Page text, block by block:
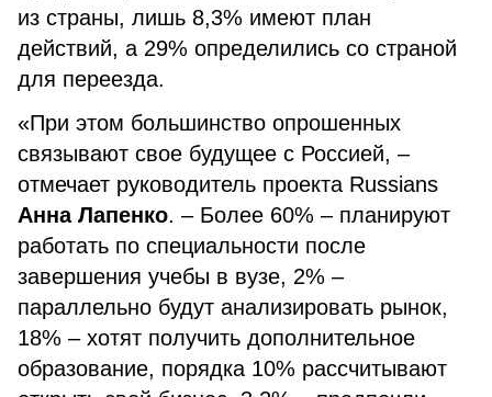
из страны, лишь 8,3% имеют план
действий, а 29% определились со страной
для переезда.
«При этом большинство опрошенных
связывают свое будущее с Россией, –
отмечает руководитель проекта Russians
Анна Лапенко. – Более 60% – планируют
работать по специальности после
завершения учебы в вузе, 2% –
параллельно будут анализировать рынок,
18% – хотят получить дополнительное
образование, порядка 10% рассчитывают